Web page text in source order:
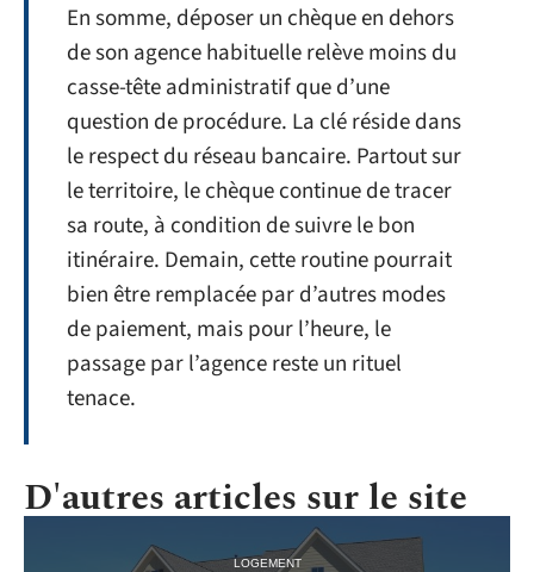
En somme, déposer un chèque en dehors
de son agence habituelle relève moins du
casse-tête administratif que d’une
question de procédure. La clé réside dans
le respect du réseau bancaire. Partout sur
le territoire, le chèque continue de tracer
sa route, à condition de suivre le bon
itinéraire. Demain, cette routine pourrait
bien être remplacée par d’autres modes
de paiement, mais pour l’heure, le
passage par l’agence reste un rituel
tenace.
D'autres articles sur le site
LOGEMENT